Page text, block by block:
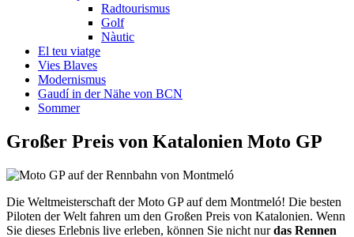
Radtourismus
Golf
Nàutic
El teu viatge
Vies Blaves
Modernismus
Gaudí in der Nähe von BCN
Sommer
Großer Preis von Katalonien Moto GP
Die Weltmeisterschaft der Moto GP auf dem Montmeló! Die besten
Piloten der Welt fahren um den Großen Preis von Katalonien. Wenn
Sie dieses Erlebnis live erleben, können Sie nicht nurdas Rennen